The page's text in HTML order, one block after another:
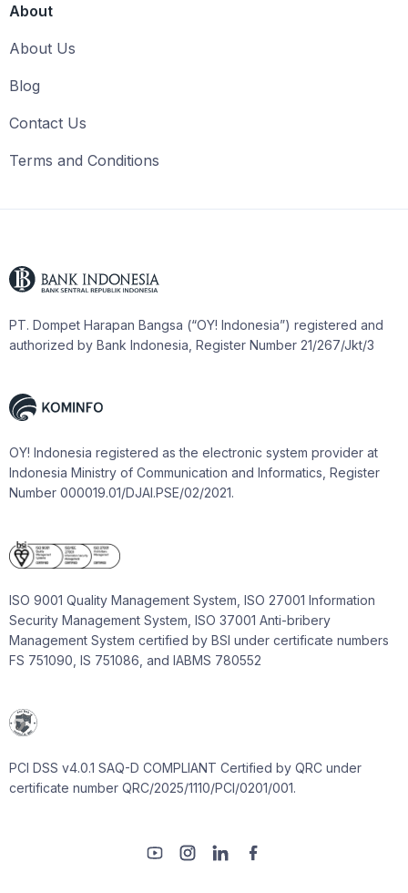
About
About Us
Blog
Contact Us
Terms and Conditions
PT. Dompet Harapan Bangsa (“OY! Indonesia”) registered and
authorized by Bank Indonesia, Register Number 21/267/Jkt/3
OY! Indonesia registered as the electronic system provider at
Indonesia Ministry of Communication and Informatics, Register
Number 000019.01/DJAI.PSE/02/2021.
ISO 9001 Quality Management System, ISO 27001 Information
Security Management System, ISO 37001 Anti-bribery
Management System certified by BSI under certificate numbers
FS 751090, IS 751086, and IABMS 780552
PCI DSS v4.0.1 SAQ-D COMPLIANT Certified by QRC under
certificate number QRC/2025/1110/PCI/0201/001.